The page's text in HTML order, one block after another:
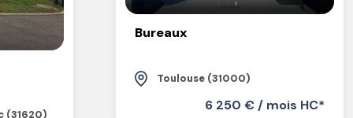
(31620)
Bureaux
Toulouse (31000)
6 250 € / mois HC*